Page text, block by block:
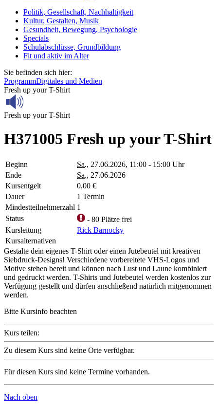
Politik, Gesellschaft, Nachhaltigkeit
Kultur, Gestalten, Musik
Gesundheit, Bewegung, Psychologie
Specials
Schulabschlüsse, Grundbildung
Fit und aktiv im Alter
Sie befinden sich hier:
ProgrammDigitales und Medien
Fresh up your T-Shirt
Fresh up your T-Shirt
H371005 Fresh up your T-Shirt
Beginn Sa., 27.06.2026, 11:00 - 15:00 Uhr
Ende
Sa., 27.06.2026
Kursentgelt
0,00 €
Dauer
1 Termin
Mindestteilnehmerzahl 1
Status
- 80 Plätze frei
Kursleitung
Rick Barnocky
Kursalternativen
Gestalte dein eigenes T-Shirt oder einen Jutebeutel mit kreativen
Siebdruck-Designs! Verschiedene vorbereitete VHS-Logos und
Motive stehen bereit und können nach Lust und Laune kombiniert
und gedruckt werden. T-Shirts und Jutebeutel werden kostenlos zur
Verfügung gestellt und dürfen anschließend natürlich mitgenommen
werden.
Bitte Kursinfo beachten
Kurs teilen:
Zu diesem Kurs sind keine Orte verfügbar.
Für diesen Kurs sind keine Termine vorhanden.
Nach oben